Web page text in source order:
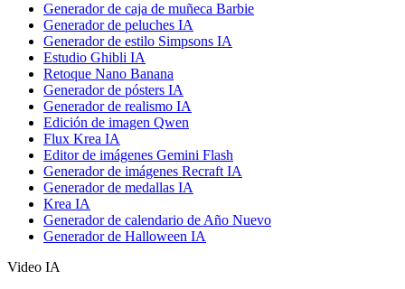
Generador de caja de muñeca Barbie
Generador de peluches IA
Generador de estilo Simpsons IA
Estudio Ghibli IA
Retoque Nano Banana
Generador de pósters IA
Generador de realismo IA
Edición de imagen Qwen
Flux Krea IA
Editor de imágenes Gemini Flash
Generador de imágenes Recraft IA
Generador de medallas IA
Krea IA
Generador de calendario de Año Nuevo
Generador de Halloween IA
Video IA